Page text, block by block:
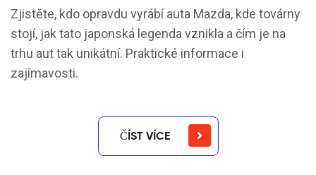
Zjistěte, kdo opravdu vyrábí auta Mazda, kde továrny
stojí, jak tato japonská legenda vznikla a čím je na
trhu aut tak unikátní. Praktické informace i
zajímavosti.
ČÍST VÍCE